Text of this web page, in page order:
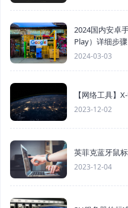
2024国内安卓
Play）详细步骤
2024-03-03
【网络工具】
2023-12-02
英菲克蓝牙鼠
2023-12-04